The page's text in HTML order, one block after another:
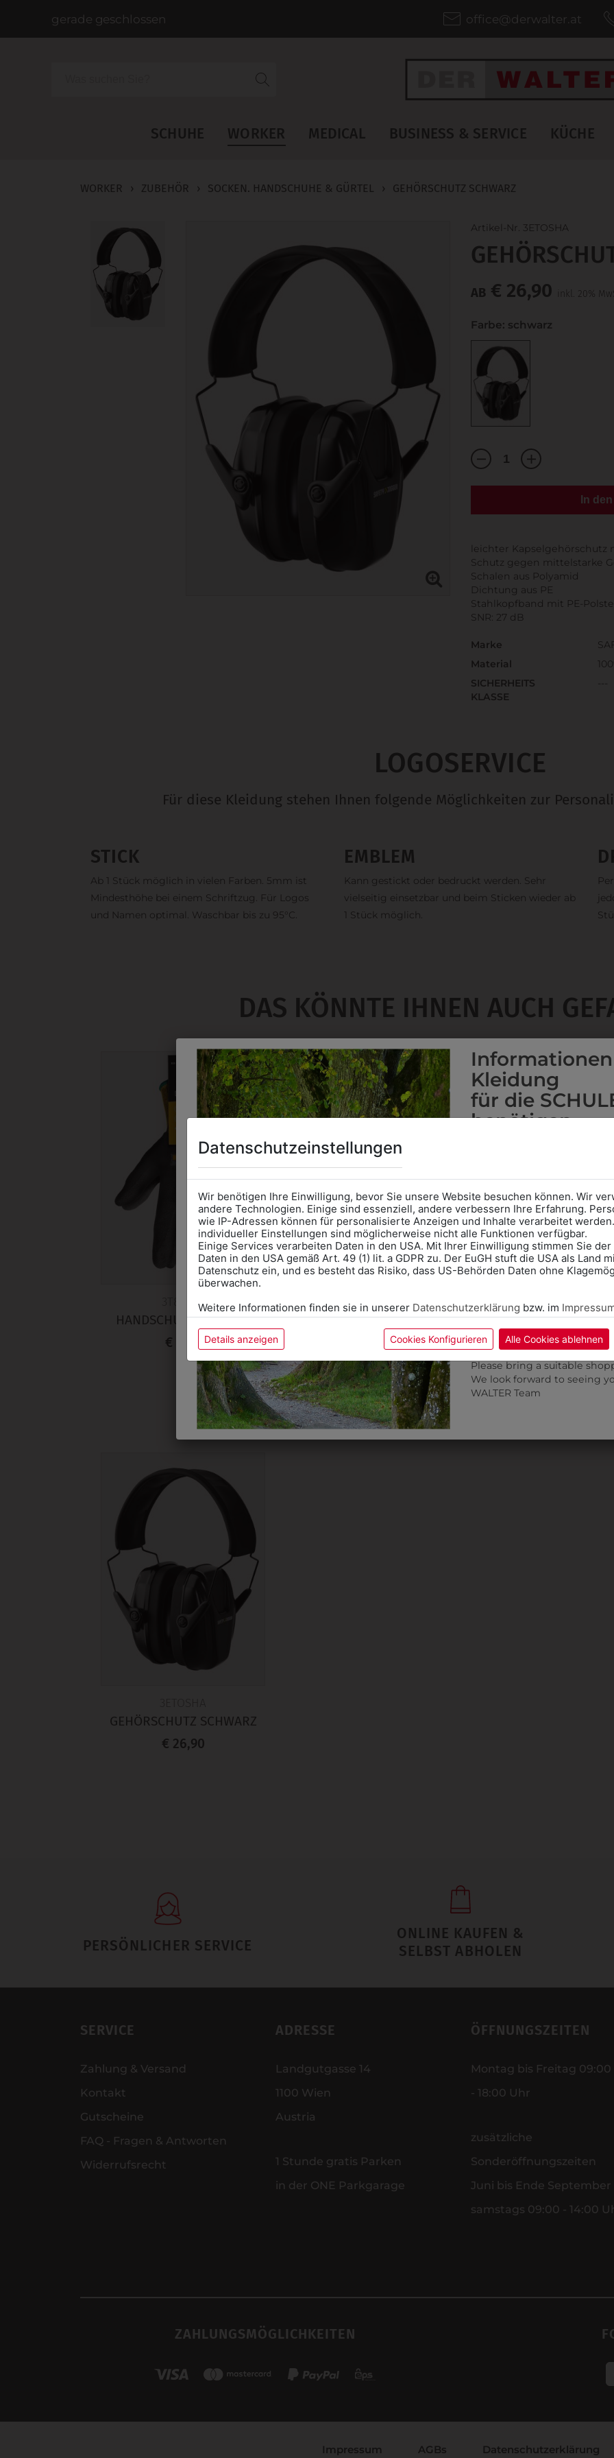
gerade geschlossen office@derwalter.at
SCHUHE WORKER MEDICAL BUSINESS & SERVICE KÜCHE
WORKER › ZUBEHÖR › SOCKEN. HANDSCHUHE & GÜRTEL › GEHÖRSCHUTZ SCHWARZ
Artikel-Nr. 3ETOSHA
AB € 26,90 inkl. 20%
Farbe: schwarz
In
leichter
Schutz gegen mittelstarke
Schalen aus Polyamid
Dichtung aus PE
Stahlkopfband mit PE-
SNR: 27 dB
Marke
Material
SICHERHEITS
KLASSE
LOGOSERVICE
Für diese Kleidung stehen Ihnen folgende Möglichkeiten zur
STICK
Ab 1 Stück möglich in vielen Farben. 5mm ist
Mindesthöhe bei einem Schriftzug. Für Logos
und Namen optimal. Waschbar bis zu 95°C.
EMBLEM
Kann gestickt oder bedruckt werden. Sehr
vielseitig einsetzbar und beim Sticken wieder ab
1 Stück möglich.
DAS KÖNNTE IHNEN AUCH
3T8801R
HANDSCHUH MONTAGE
€ 6,90
3T8805R
HANDSCHUH MONTAGE MIT
SCHNITTSCHUTZ
€ 12,90
3T8810R
HANDSCHUH
€ 10,90
ZULETZT ANGESEHEN
GEHÖRSCHUTZ SCHWARZ
€ 26,90
PERSÖNLICHER SERVICE
ONLINE KAUFEN &
SELBST ABHOLEN
SERVICE
Zahlung & Versand
Kontakt
Gutscheine
FAQ - Fragen & Antworten
Widerrufsrecht
ADRESSE
Landgutgasse 14
1100 Wien
Austria
1 Stunde gratis Parken
in der ONE Parkgarage
ÖFFNUNGSZEITEN
Montag bis Freitag 09:00
- 18:00 Uhr
zusätzliche
Sonderöffnungszeiten
Juni bis Ende September
samstags 09:00 - 14:00
ZAHLUNGSMÖGLICHKEITEN
Impressum AGBs Datenschutzerklärung
Datenschutzeinstellungen
Wir benötigen Ihre Einwilligung, bevor Sie unsere Website besuchen können. Wir
andere Technologien. Einige sind essenziell, andere verbessern Ihre Erfahrung.
wie IP-Adressen können für personalisierte Anzeigen und Inhalte verarbeitet
individueller Einstellungen sind möglicherweise nicht alle Funktionen verfügbar.
Einige Services verarbeiten Daten in den USA. Mit Ihrer Einwilligung stimmen Sie
Daten in den USA gemäß Art. 49 (1) lit. a GDPR zu. Der EuGH stuft die USA als Land
Datenschutz ein, und es besteht das Risiko, dass US-Behörden Daten ohne
überwachen.
Weitere Informationen finden sie in unserer Datenschutzerklärung bzw. im
Details anzeigen Cookies Konfigurieren Alle Cookies ablehnen
Kleidung
für die
benötigen
AnprobeVorort im
das Kalendersymbol.
Ohne Termin kann es zu
Bitte nehmen Sie eine
für Ihren Einkauf mit.
Wir freuen uns - Das
correct school.
calendar icon.
Without an appointment,
Please bring a suitable
We look forward to seeing
WALTER Team